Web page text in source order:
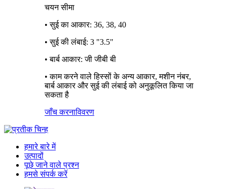
चयन सीमा
• सुई का आकार: 36, 38, 40
• सुई की लंबाई: 3 "3.5"
• बार्ब आकार: जी जीबी बी
• काम करने वाले हिस्सों के अन्य आकार, मशीन नंबर,
बार्ब आकार और सुई की लंबाई को अनुकूलित किया जा
सकता है
जाँच करनाविवरण
हमारे बारे में
उत्पादों
पूछे जाने वाले प्रश्न
हमसे संपर्क करें